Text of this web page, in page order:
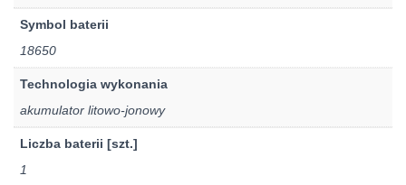
Symbol baterii
18650
Technologia wykonania
akumulator litowo-jonowy
Liczba baterii [szt.]
1